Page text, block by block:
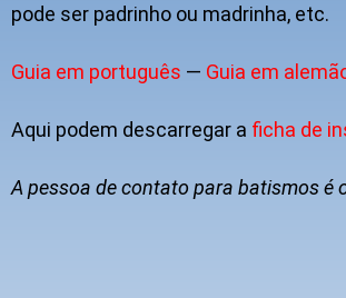
pode ser padrinho ou madrinha, etc.
Guia em português — Guia em
Aqui podem descarregar a ficha de
A pessoa de contato para batismos é